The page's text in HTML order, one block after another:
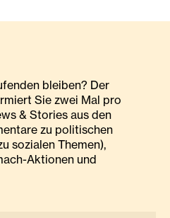
bleiben? Der
Sie zwei Mal pro
& Stories aus den
zu politischen
sozialen Themen),
Aktionen und